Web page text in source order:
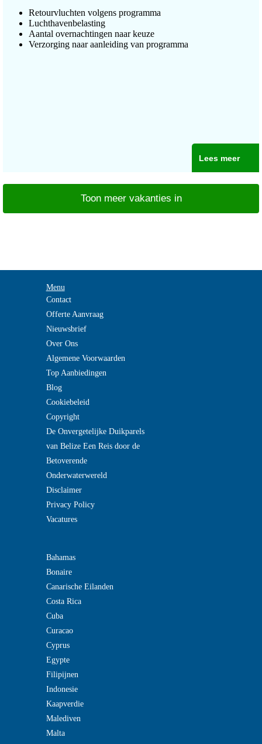
Retourvluchten volgens programma
Luchthavenbelasting
Aantal overnachtingen naar keuze
Verzorging naar aanleiding van programma
Lees meer
Toon meer vakanties in
Menu
Contact
Offerte Aanvraag
Nieuwsbrief
Over Ons
Algemene Voorwaarden
Top Aanbiedingen
Blog
Cookiebeleid
Copyright
De Onvergetelijke Duikparels
van Belize Een Reis door de
Betoverende
Onderwaterwereld
Disclaimer
Privacy Policy
Vacatures
Bahamas
Bonaire
Canarische Eilanden
Costa Rica
Cuba
Curacao
Cyprus
Egypte
Filipijnen
Indonesie
Kaapverdie
Malediven
Malta